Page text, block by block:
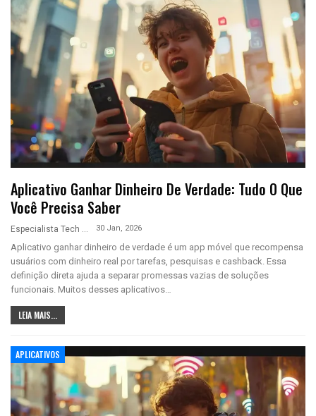
Aplicativo Ganhar Dinheiro De Verdade: Tudo O Que
Você Precisa Saber
Especialista Tech 30 Jan, 2026
Aplicativo ganhar dinheiro de verdade é um app móvel que recompensa
usuários com dinheiro real por tarefas, pesquisas e cashback. Essa
definição direta ajuda a separar promessas vazias de soluções
funcionais. Muitos desses aplicativos…
LEIA MAIS...
APLICATIVOS